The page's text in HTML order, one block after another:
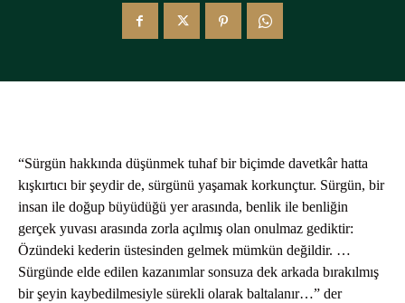
“Sürgün hakkında düşünmek tuhaf bir biçimde davetkâr hatta
kışkırtıcı bir şeydir de, sürgünü yaşamak korkunçtur. Sürgün, bir
insan ile doğup büyüdüğü yer arasında, benlik ile benliğin
gerçek yuvası arasında zorla açılmış olan onulmaz gediktir:
Özündeki kederin üstesinden gelmek mümkün değildir. …
Sürgünde elde edilen kazanımlar sonsuza dek arkada bırakılmış
bir şeyin kaybedilmesiyle sürekli olarak baltalanır…” der